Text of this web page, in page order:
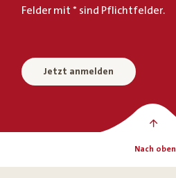
Felder mit * sind Pflichtfelder.
Jetzt anmelden
Nach oben